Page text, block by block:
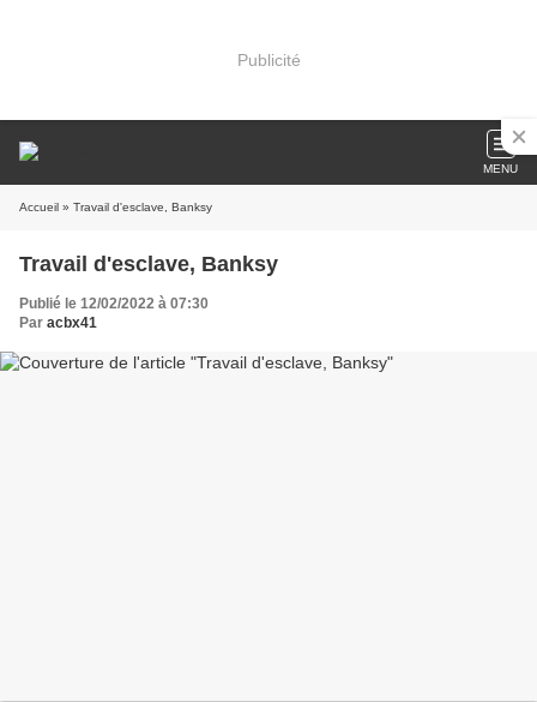
Publicité
MENU
Accueil » Travail d'esclave, Banksy
Travail d'esclave, Banksy
Publié le 12/02/2022 à 07:30
Par acbx41